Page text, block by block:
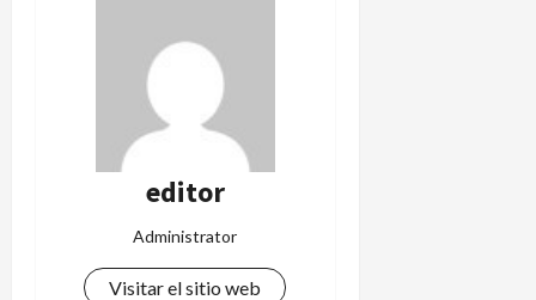
editor
Administrator
Visitar el sitio web